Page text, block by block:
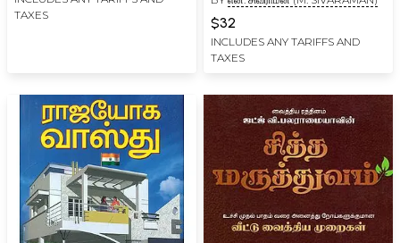
TAXES
$32
INCLUDES ANY TARIFFS AND
TAXES